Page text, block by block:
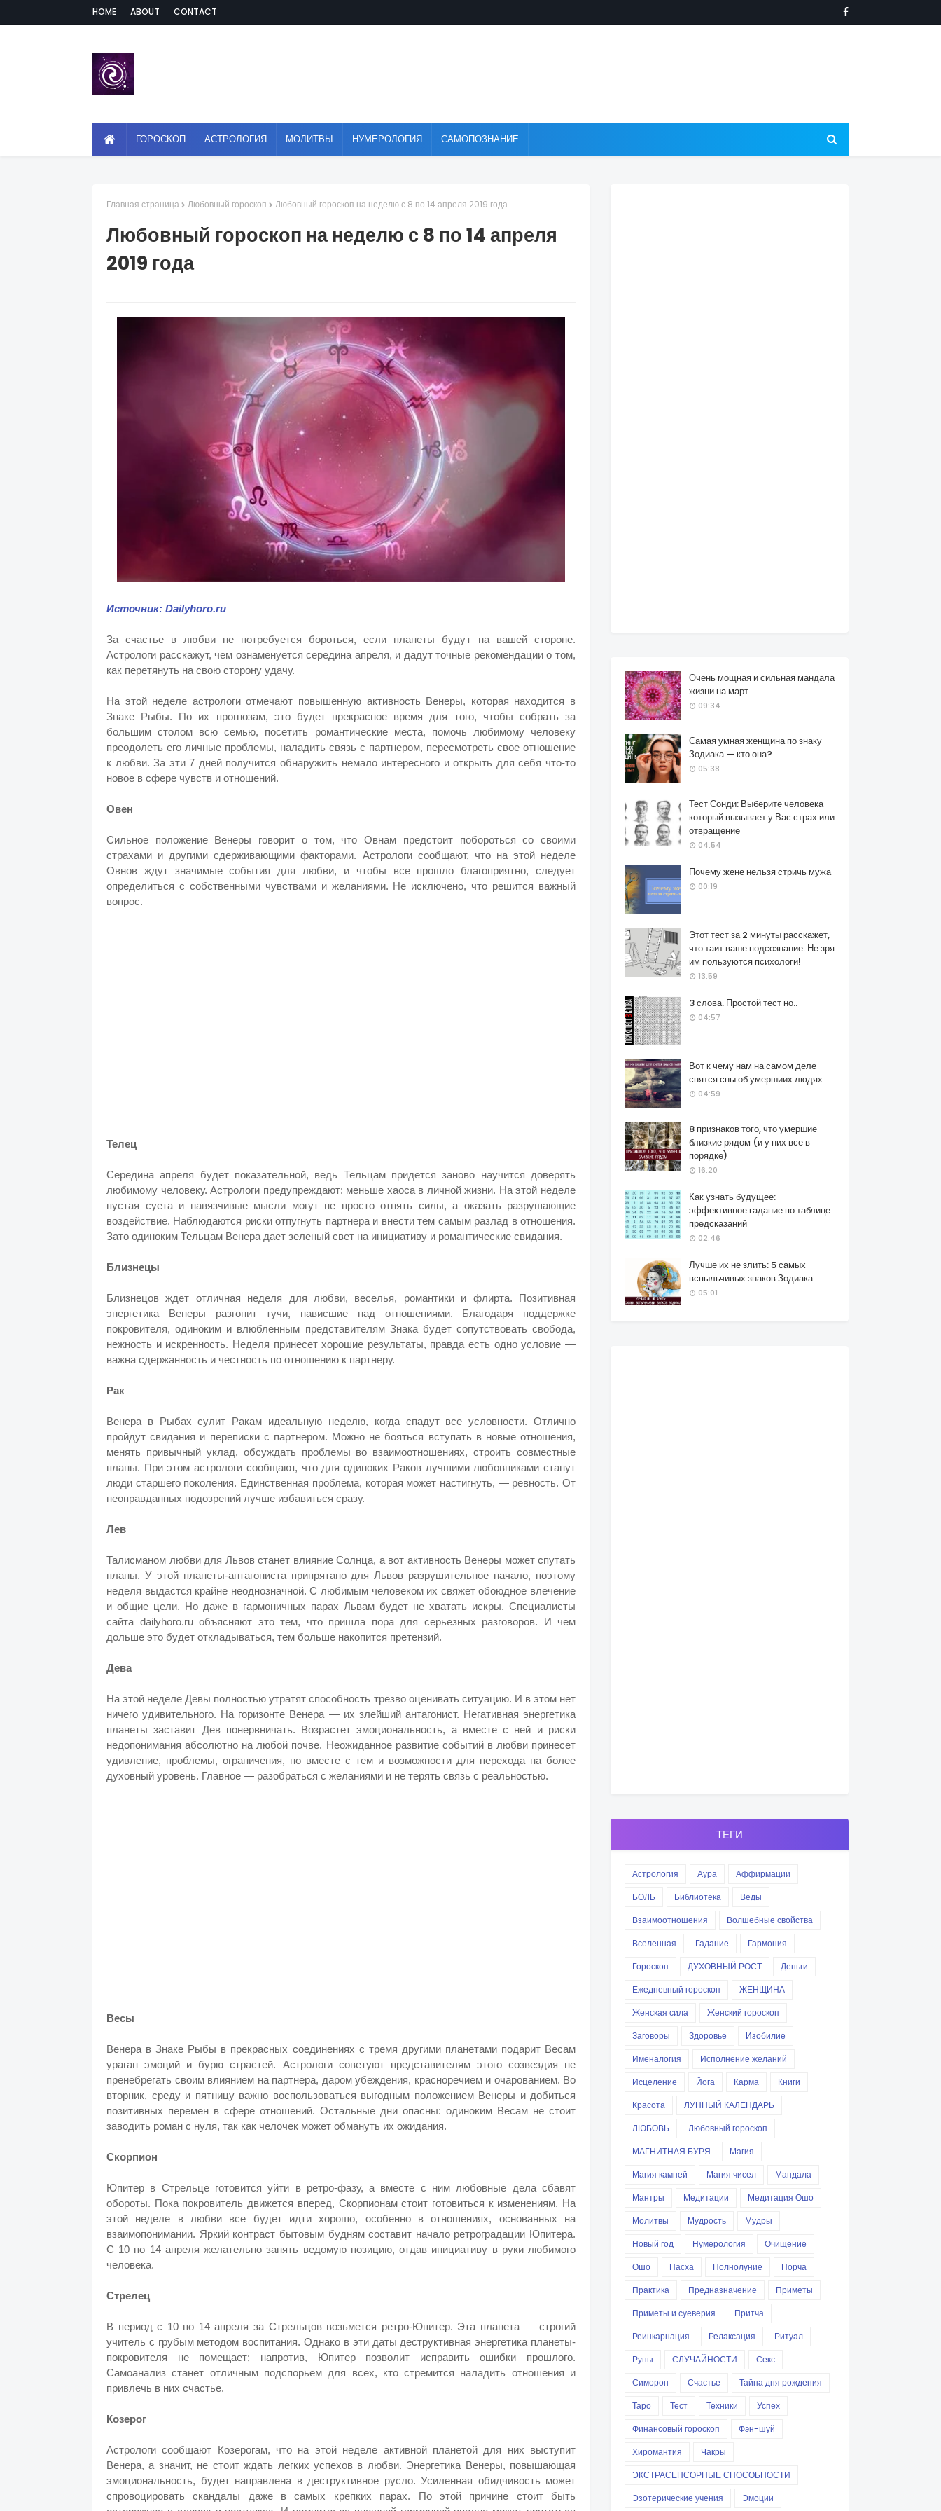
HOME ABOUT CONTACT
ГОРОСКОП АСТРОЛОГИЯ МОЛИТВЫ НУМЕРОЛОГИЯ САМОПОЗНАНИЕ
Главная страница Любовный гороскоп Любовный гороскоп на неделю с 8 по 14 апреля 2019 года
Любовный гороскоп на неделю с 8 по 14 апреля
2019 года
Источник: Dailyhoro.ru
За счастье в любви не потребуется бороться, если планеты будут на вашей стороне.
Астрологи расскажут, чем ознаменуется середина апреля, и дадут точные рекомендации о том,
как перетянуть на свою сторону удачу.
На этой неделе астрологи отмечают повышенную активность Венеры, которая находится в
Знаке Рыбы. По их прогнозам, это будет прекрасное время для того, чтобы собрать за
большим столом всю семью, посетить романтические места, помочь любимому человеку
преодолеть его личные проблемы, наладить связь с партнером, пересмотреть свое отношение
к любви. За эти 7 дней получится обнаружить немало интересного и открыть для себя что-то
новое в сфере чувств и отношений.
Овен
Сильное положение Венеры говорит о том, что Овнам предстоит побороться со своими
страхами и другими сдерживающими факторами. Астрологи сообщают, что на этой неделе
Овнов ждут значимые события для любви, и чтобы все прошло благоприятно, следует
определиться с собственными чувствами и желаниями. Не исключено, что решится важный
вопрос.
Телец
Середина апреля будет показательной, ведь Тельцам придется заново научится доверять
любимому человеку. Астрологи предупреждают: меньше хаоса в личной жизни. На этой неделе
пустая суета и навязчивые мысли могут не просто отнять силы, а оказать разрушающие
воздействие. Наблюдаются риски отпугнуть партнера и внести тем самым разлад в отношения.
Зато одиноким Тельцам Венера дает зеленый свет на инициативу и романтические свидания.
Близнецы
Близнецов ждет отличная неделя для любви, веселья, романтики и флирта. Позитивная
энергетика Венеры разгонит тучи, нависшие над отношениями. Благодаря поддержке
покровителя, одиноким и влюбленным представителям Знака будет сопутствовать свобода,
нежность и искренность. Неделя принесет хорошие результаты, правда есть одно условие —
важна сдержанность и честность по отношению к партнеру.
Рак
Венера в Рыбах сулит Ракам идеальную неделю, когда спадут все условности. Отлично
пройдут свидания и переписки с партнером. Можно не бояться вступать в новые отношения,
менять привычный уклад, обсуждать проблемы во взаимоотношениях, строить совместные
планы. При этом астрологи сообщают, что для одиноких Раков лучшими любовниками станут
люди старшего поколения. Единственная проблема, которая может настигнуть, — ревность. От
неоправданных подозрений лучше избавиться сразу.
Лев
Талисманом любви для Львов станет влияние Солнца, а вот активность Венеры может спутать
планы. У этой планеты-антагониста припрятано для Львов разрушительное начало, поэтому
неделя выдастся крайне неоднозначной. С любимым человеком их свяжет обоюдное влечение
и общие цели. Но даже в гармоничных парах Львам будет не хватать искры. Специалисты
сайта dailyhoro.ru объясняют это тем, что пришла пора для серьезных разговоров. И чем
дольше это будет откладываться, тем больше накопится претензий.
Дева
На этой неделе Девы полностью утратят способность трезво оценивать ситуацию. И в этом нет
ничего удивительного. На горизонте Венера — их злейший антагонист. Негативная энергетика
планеты заставит Дев понервничать. Возрастет эмоциональность, а вместе с ней и риски
недопонимания абсолютно на любой почве. Неожиданное развитие событий в любви принесет
удивление, проблемы, ограничения, но вместе с тем и возможности для перехода на более
духовный уровень. Главное — разобраться с желаниями и не терять связь с реальностью.
Весы
Венера в Знаке Рыбы в прекрасных соединениях с тремя другими планетами подарит Весам
ураган эмоций и бурю страстей. Астрологи советуют представителям этого созвездия не
пренебрегать своим влиянием на партнера, даром убеждения, красноречием и очарованием. Во
вторник, среду и пятницу важно воспользоваться выгодным положением Венеры и добиться
позитивных перемен в сфере отношений. Остальные дни опасны: одиноким Весам не стоит
заводить роман с нуля, так как челочек может обмануть их ожидания.
Скорпион
Юпитер в Стрельце готовится уйти в ретро-фазу, а вместе с ним любовные дела сбавят
обороты. Пока покровитель движется вперед, Скорпионам стоит готовиться к изменениям. На
этой неделе в любви все будет идти хорошо, особенно в отношениях, основанных на
взаимопонимании. Яркий контраст бытовым будням составит начало ретроградации Юпитера.
С 10 по 14 апреля желательно занять ведомую позицию, отдав инициативу в руки любимого
человека.
Стрелец
В период с 10 по 14 апреля за Стрельцов возьмется ретро-Юпитер. Эта планета — строгий
учитель с грубым методом воспитания. Однако в эти даты деструктивная энергетика планеты-
покровителя не помещает; напротив, Юпитер позволит исправить ошибки прошлого.
Самоанализ станет отличным подспорьем для всех, кто стремится наладить отношения и
привлечь в них счастье.
Козерог
Астрологи сообщают Козерогам, что на этой неделе активной планетой для них выступит
Венера, а значит, не стоит ждать легких успехов в любви. Энергетика Венеры, повышающая
эмоциональность, будет направлена в деструктивное русло. Усиленная обидчивость может
спровоцировать скандалы даже в самых крепких парах. По этой причине стоит быть
Очень мощная и сильная мандала
жизни на март
09:34
Самая умная женщина по знаку
Зодиака — кто она?
05:38
Тест Сонди: Выберите человека
который вызывает у Вас страх или
отвращение
04:54
Почему жене нельзя стричь мужа
00:19
Этот тест за 2 минуты расскажет,
что таит ваше подсознание. Не зря
им пользуются психологи!
13:59
3 слова. Простой тест но..
04:57
Вот к чему нам на самом деле
снятся сны об умершиих людях
04:59
8 признаков того, что умершие
близкие рядом (и у них все в
порядке)
16:20
Как узнать будущее:
эффективное гадание по таблице
предсказаний
02:46
Лучше их не злить: 5 самых
вспыльчивых знаков Зодиака
05:01
ТЕГИ
Астрология Аура
Аффирмации
БОЛЬ
Библиотека
Веды
Взаимоотношения
Волшебные свойства
Вселенная
Гадание
Гармония
Гороскоп
ДУХОВНЫЙ РОСТ
Деньги
Ежедневный гороскоп
ЖЕНЩИНА
Женская сила
Женский гороскоп
Заговоры
Здоровье
Изобилие
Именалогия
Исполнение желаний
Исцеление
Йога Карма
Книги
Красота
ЛУННЫЙ КАЛЕНДАРЬ
ЛЮБОВЬ
Любовный гороскоп
МАГНИТНАЯ БУРЯ
Магия
Магия камней
Магия чисел
Мандала
Мантры
Медитации
Медитация Ошо
Молитвы
Мудрость
Мудры
Новый год
Нумерология
Очищение
Ошо
Пасха Полнолуние
Порча
Практика
Предназначение
Приметы
Приметы и суеверия
Притча
Реинкарнация
Релаксация
Ритуал
Руны
СЛУЧАЙНОСТИ
Секс
Симорон
Счастье
Тайна дня рождения
Таро
Тест Техники
Успех
Финансовый гороскоп
Фэн-шуй
Хиромантия
Чакры
ЭКСТРАСЕНСОРНЫЕ СПОСОБНОСТИ
Эзотерические учения
Эмоции